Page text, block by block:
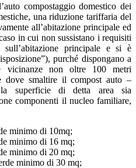
compostaggio domestico dei
una riduzione tariffaria del
all’abitazione principale ed
in cui non sussistano i requisiti
sull’abitazione principale e si è
purché dispongano a
vicinanze non oltre 100 metri
dove smaltire il compost auto –
superficie di detta area sia
componenti il nucleo familiare,
minimo di 10mq;
minimo di 16 mq;
minimo di 20 mq;
minimo di 30 mq;